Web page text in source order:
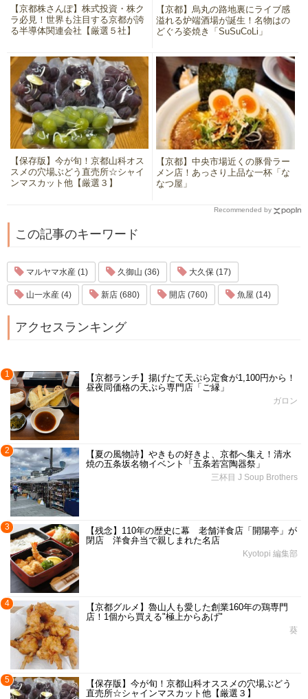
【京都株さんぽ】株式投資・株ク
ラ必見！世界も注目する京都が誇
る半導体関連会社【厳選５社】
【京都】烏丸の路地裏にライブ感
溢れる炉端酒場が誕生！名物はの
どぐろ姿焼き「SuSuCoLi」
【保存版】今が旬！京都山科オス
スメの穴場ぶどう直売所☆シャイ
ンマスカット他【厳選３】
【京都】中央市場近くの豚骨ラー
メン店！あっさり上品な一杯「な
なつ屋」
Recommended by
この記事のキーワード
マルヤマ水産 (1) 久御山 (36) 大久保 (17)
山一水産 (4) 新店 (680) 開店 (760) 魚屋 (14)
アクセスランキング
1
【京都ランチ】揚げたて天ぷら定食が1,100円から！
昼夜同価格の天ぷら専門店「ご縁」
ガロン
2
【夏の風物詩】やきもの好きよ、京都へ集え！清水
焼の五条坂名物イベント「五条若宮陶器祭」
三杯目 J Soup Brothers
3
【残念】110年の歴史に幕 老舗洋食店「開陽亭」が
閉店 洋食弁当で親しまれた名店
Kyotopi 編集部
4
【京都グルメ】魯山人も愛した創業160年の鶏専門
店！1個から買える"極上からあげ"
葵
5
【保存版】今が旬！京都山科オススメの穴場ぶどう
直売所☆シャインマスカット他【厳選３】